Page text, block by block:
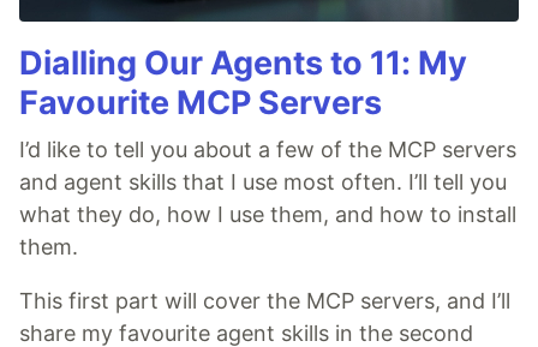
Dialling Our Agents to 11: My
Favourite MCP Servers
I’d like to tell you about a few of the MCP servers
and agent skills that I use most often. I’ll tell you
what they do, how I use them, and how to install
them.
This first part will cover the MCP servers, and I’ll
share my favourite agent skills in the second